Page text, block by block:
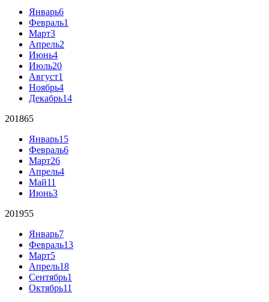
Январь6
Февраль1
Март3
Апрель2
Июнь4
Июль20
Август1
Ноябрь4
Декабрь14
201865
Январь15
Февраль6
Март26
Апрель4
Май11
Июнь3
201955
Январь7
Февраль13
Март5
Апрель18
Сентябрь1
Октябрь11